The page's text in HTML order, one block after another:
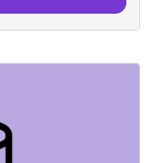
en xarxa amb projectes